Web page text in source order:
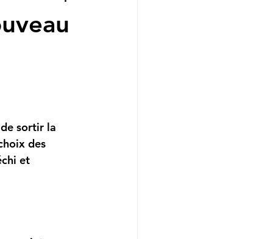
sortir la
des
et